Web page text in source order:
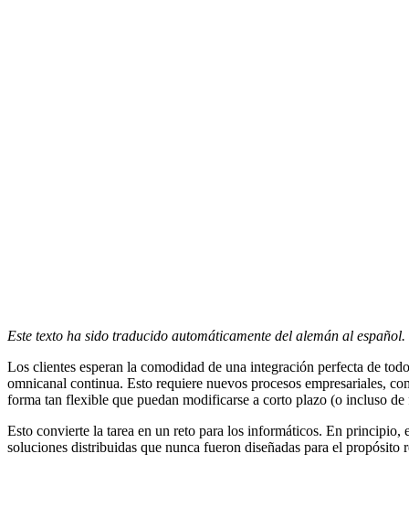
Este texto ha sido traducido automáticamente del alemán al español.
Los clientes esperan la comodidad de una integración perfecta de
omnicanal continua. Esto requiere nuevos procesos empresariales,
forma tan flexible que puedan modificarse a corto plazo (o incluso
Esto convierte la tarea en un reto para los informáticos. En
soluciones distribuidas que nunca fueron diseñadas para el